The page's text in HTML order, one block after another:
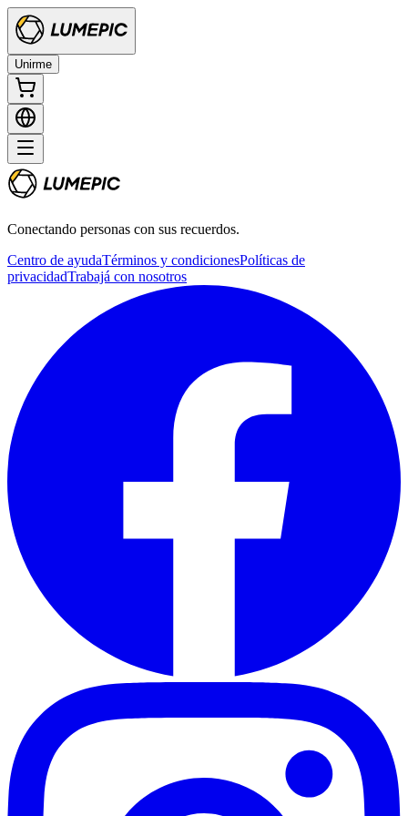
Unirme
Conectando personas con sus recuerdos.
Centro de ayudaTérminos y condicionesPolíticas de
privacidadTrabajá con nosotros